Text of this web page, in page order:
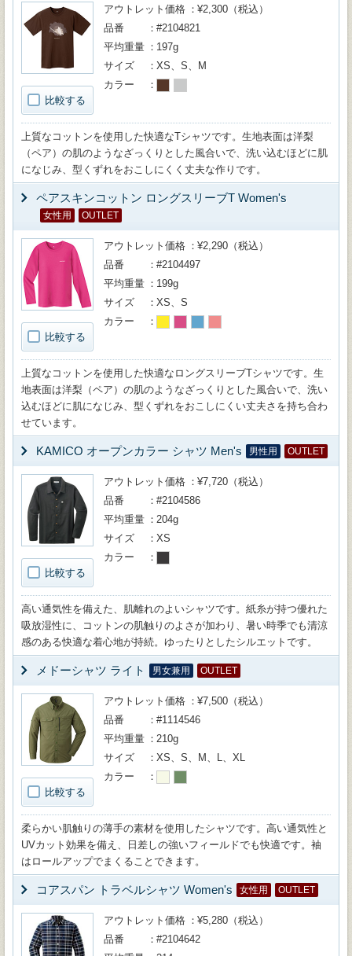
比較する
アウトレット価格
¥2,300（税込）
品番
#2104821
平均重量
197g
サイズ
XS、S、M
カラー
上質なコットンを使用した快適なTシャツです。生地表面は洋梨
（ペア）の肌のようなざっくりとした風合いで、洗い込むほどに肌
になじみ、型くずれをおこしにくく丈夫な作りです。
ペアスキンコットン ロングスリーブT Women's
女性用 OUTLET
比較する
アウトレット価格
¥2,290（税込）
品番
#2104497
平均重量
199g
サイズ
XS、S
カラー
上質なコットンを使用した快適なロングスリーブTシャツです。生
地表面は洋梨（ペア）の肌のようなざっくりとした風合いで、洗い
込むほどに肌になじみ、型くずれをおこしにくい丈夫さを持ち合わ
せています。
KAMICO オープンカラー シャツ Men's 男性用 OUTLET
比較する
アウトレット価格
¥7,720（税込）
品番
#2104586
平均重量
204g
サイズ
XS
カラー
高い通気性を備えた、肌離れのよいシャツです。紙糸が持つ優れた
吸放湿性に、コットンの肌触りのよさが加わり、暑い時季でも清涼
感のある快適な着心地が持続。ゆったりとしたシルエットです。
メドーシャツ ライト 男女兼用 OUTLET
比較する
アウトレット価格
¥7,500（税込）
品番
#1114546
平均重量
210g
サイズ
XS、S、M、L、XL
カラー
柔らかい肌触りの薄手の素材を使用したシャツです。高い通気性と
UVカット効果を備え、日差しの強いフィールドでも快適です。袖
はロールアップでまくることできます。
コアスパン トラベルシャツ Women's 女性用 OUTLET
アウトレット価格
¥5,280（税込）
品番
#2104642